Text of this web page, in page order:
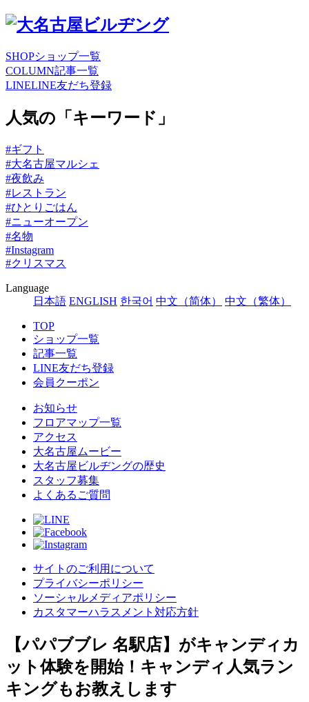
SHOPショップ一覧
COLUMN記事一覧
LINELINE友だち登録
人気の「キーワード」
#ギフト
#大名古屋マルシェ
#夜飲み
#レストラン
#ひとりごはん
#ニューオープン
#名物
#Instagram
#クリスマス
Language
日本語 ENGLISH 한국어 中文（简体） 中文（繁体）
TOP
ショップ一覧
記事一覧
LINE友だち登録
会員クーポン
お知らせ
フロアマップ一覧
アクセス
大名古屋ムービー
大名古屋ビルヂングの歴史
スタッフ募集
よくあるご質問
サイトのご利用について
プライバシーポリシー
ソーシャルメディアポリシー
カスタマーハラスメント対応方針
【パパブブレ 名駅店】がキャンディカ
ット体験を開始！キャンディ人気ラン
キングもお教えします